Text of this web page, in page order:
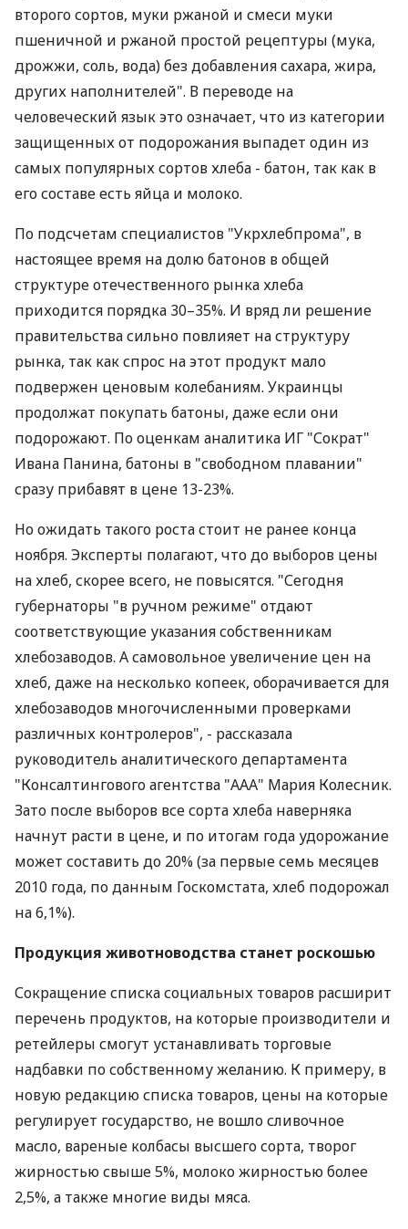
второго сортов, муки ржаной и смеси муки
пшеничной и ржаной простой рецептуры (мука,
дрожжи, соль, вода) без добавления сахара, жира,
других наполнителей". В переводе на
человеческий язык это означает, что из категории
защищенных от подорожания выпадет один из
самых популярных сортов хлеба - батон, так как в
его составе есть яйца и молоко.
По подсчетам специалистов "Укрхлебпрома", в
настоящее время на долю батонов в общей
структуре отечественного рынка хлеба
приходится порядка 30–35%. И вряд ли решение
правительства сильно повлияет на структуру
рынка, так как спрос на этот продукт мало
подвержен ценовым колебаниям. Украинцы
продолжат покупать батоны, даже если они
подорожают. По оценкам аналитика ИГ "Сократ"
Ивана Панина, батоны в "свободном плавании"
сразу прибавят в цене 13-23%.
Но ожидать такого роста стоит не ранее конца
ноября. Эксперты полагают, что до выборов цены
на хлеб, скорее всего, не повысятся. "Сегодня
губернаторы "в ручном режиме" отдают
соответствующие указания собственникам
хлебозаводов. А самовольное увеличение цен на
хлеб, даже на несколько копеек, оборачивается для
хлебозаводов многочисленными проверками
различных контролеров", - рассказала
руководитель аналитического департамента
"Консалтингового агентства "ААА" Мария Колесник.
Зато после выборов все сорта хлеба наверняка
начнут расти в цене, и по итогам года удорожание
может составить до 20% (за первые семь месяцев
2010 года, по данным Госкомстата, хлеб подорожал
на 6,1%).
Продукция животноводства станет роскошью
Сокращение списка социальных товаров расширит
перечень продуктов, на которые производители и
ретейлеры смогут устанавливать торговые
надбавки по собственному желанию. К примеру, в
новую редакцию списка товаров, цены на которые
регулирует государство, не вошло сливочное
масло, вареные колбасы высшего сорта, творог
жирностью свыше 5%, молоко жирностью более
2,5%, а также многие виды мяса.